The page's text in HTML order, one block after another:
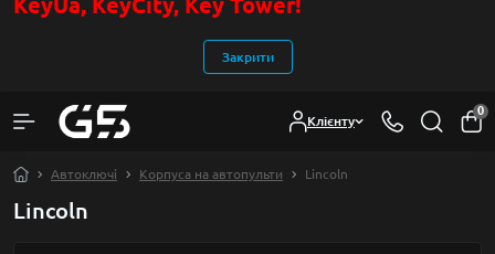
Закрити
Клієнту
0
Автоключі Корпуса на автопульти Lincoln
Lincoln